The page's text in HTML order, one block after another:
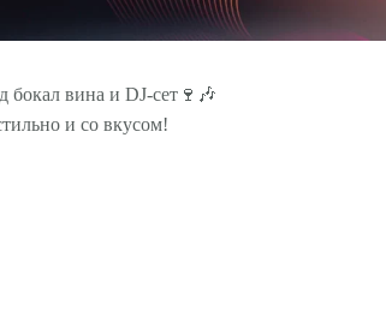
вина и DJ-сет🍷🎶
и со вкусом!